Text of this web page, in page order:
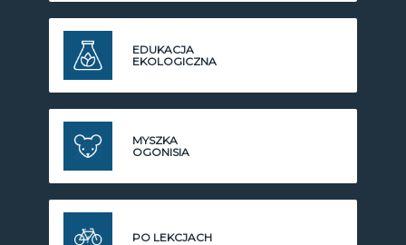
EDUKACJA
EKOLOGICZNA
MYSZKA
OGONISIA
PO LEKCJACH